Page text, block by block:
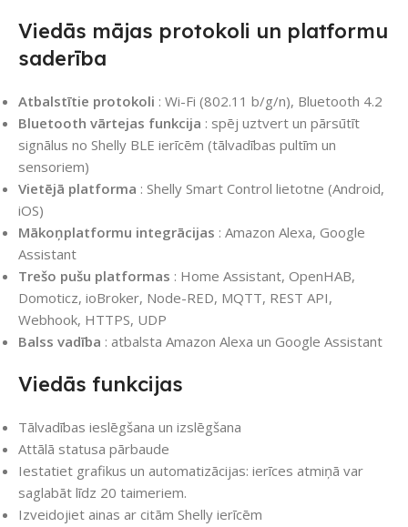
Viedās mājas protokoli un platformu
saderība
Atbalstītie protokoli : Wi-Fi (802.11 b/g/n), Bluetooth 4.2
Bluetooth vārtejas funkcija : spēj uztvert un pārsūtīt
signālus no Shelly BLE ierīcēm (tālvadības pultīm un
sensoriem)
Vietējā platforma : Shelly Smart Control lietotne (Android,
iOS)
Mākoņplatformu integrācijas : Amazon Alexa, Google
Assistant
Trešo pušu platformas : Home Assistant, OpenHAB,
Domoticz, ioBroker, Node-RED, MQTT, REST API,
Webhook, HTTPS, UDP
Balss vadība : atbalsta Amazon Alexa un Google Assistant
Viedās funkcijas
Tālvadības ieslēgšana un izslēgšana
Attālā statusa pārbaude
Iestatiet grafikus un automatizācijas: ierīces atmiņā var
saglabāt līdz 20 taimeriem.
Izveidojiet ainas ar citām Shelly ierīcēm